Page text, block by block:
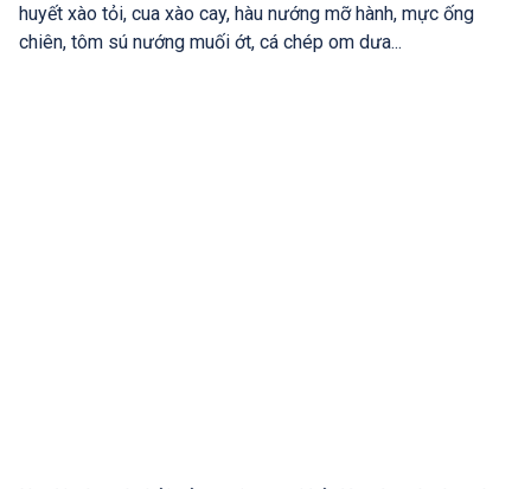
huyết xào tỏi, cua xào cay, hàu nướng mỡ hành, mực ống
chiên, tôm sú nướng muối ớt, cá chép om dưa...